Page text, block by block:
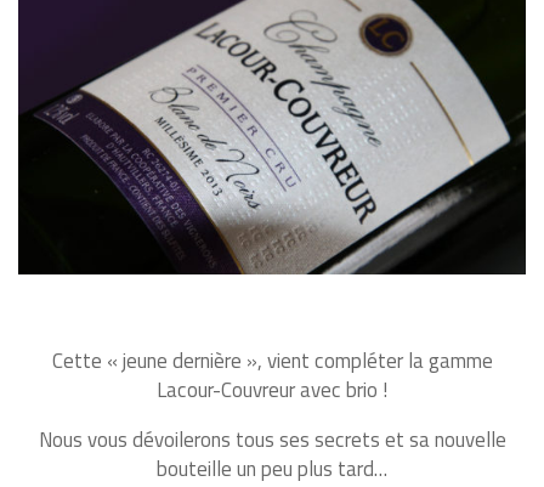
Cette « jeune dernière », vient compléter la gamme
Lacour-Couvreur avec brio !
Nous vous dévoilerons tous ses secrets et sa nouvelle
bouteille un peu plus tard…